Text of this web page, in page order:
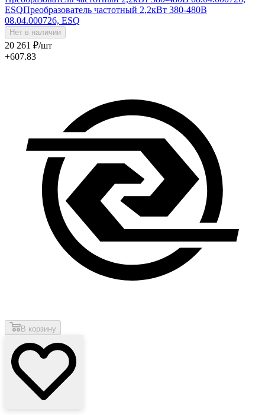
ESQПреобразователь частотный 2,2кВт 380-480В
08.04.000726, ESQ
Нет в наличии
20 261 ₽/шт
+607.83
В корзину